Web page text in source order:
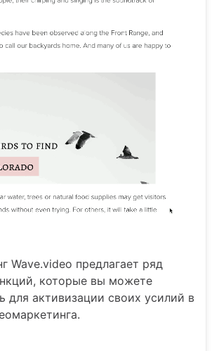
Wave.video предлагает ряд
которые вы можете
для активизации своих усилий в